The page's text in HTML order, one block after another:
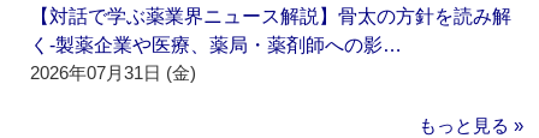
【対話で学ぶ薬業界ニュース解説】骨太の方針を読み解
く‐製薬企業や医療、薬局・薬剤師への影…
2026年07月31日 (金)
もっと見る »